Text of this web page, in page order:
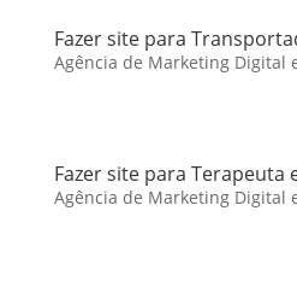
Fazer site para
Agência de Marketing Digital
Fazer site para Terapeuta
Agência de Marketing Digital